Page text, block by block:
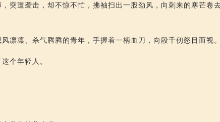
突遭袭击，却不惊不忙，拂袖扫出一股劲风，向刺来的寒芒卷
凛凛、杀气腾腾的青年，手握着一柄血刀，向段千仞怒目而视。
个年轻人。